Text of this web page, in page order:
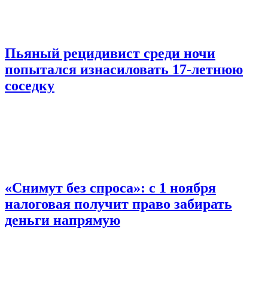
Пьяный рецидивист среди ночи
попытался изнасиловать 17-летнюю
соседку
«Снимут без спроса»: с 1 ноября
налоговая получит право забирать
деньги напрямую